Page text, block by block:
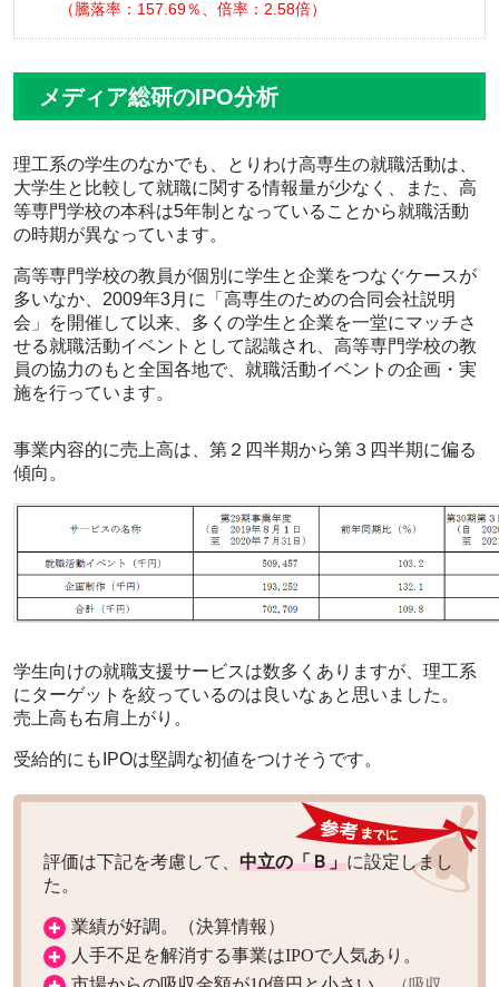
騰落率：157.69％、倍率：2.58倍
メディア総研のIPO分析
理工系の学生のなかでも、とりわけ高専生の就職活動は、
大学生と比較して就職に関する情報量が少なく、また、高
等専門学校の本科は5年制となっていることから就職活動
の時期が異なっています。
高等専門学校の教員が個別に学生と企業をつなぐケースが
多いなか、2009年3月に「高専生のための合同会社説明
会」を開催して以来、多くの学生と企業を一堂にマッチさ
せる就職活動イベントとして認識され、高等専門学校の教
員の協力のもと全国各地で、就職活動イベントの企画・実
施を行っています。
事業内容的に売上高は、第２四半期から第３四半期に偏る
傾向。
学生向けの就職支援サービスは数多くありますが、理工系
にターゲットを絞っているのは良いなぁと思いました。
売上高も右肩上がり。
受給的にもIPOは堅調な初値をつけそうです。
評価は下記を考慮して、 中立の「Ｂ」に設定しまし
た。
業績が好調。（決算情報）
人手不足を解消する事業はIPOで人気あり。
市場からの吸収金額が10億円と小さい。
（吸収